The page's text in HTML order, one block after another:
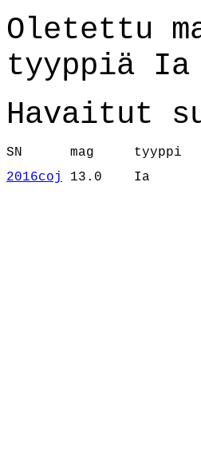
Oletettu
tyyppiä Ia
Havaitut
SN      mag     tyyppi
2016coj
13.0    Ia